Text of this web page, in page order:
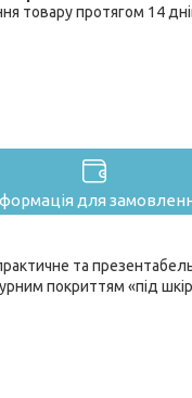
товару протягом 14
для
та
покриттям «під